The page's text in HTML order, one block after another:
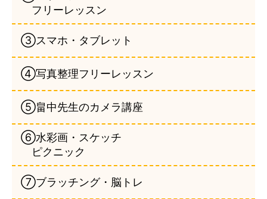
フリーレッスン
③スマホ・タブレット
④写真整理フリーレッスン
⑤畠中先生のカメラ講座
⑥水彩画・スケッチ
ピクニック
⑦ブラッチング・脳トレ